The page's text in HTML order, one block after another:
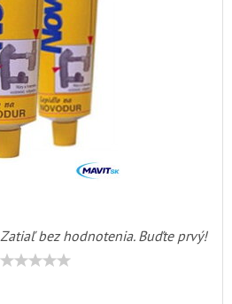
Zatiaľ bez hodnotenia. Buďte prvý!